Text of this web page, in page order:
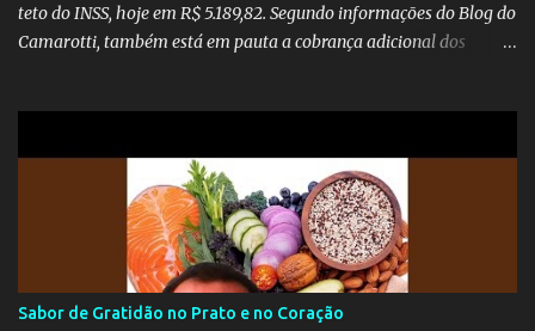
teto do INSS, hoje em R$ 5.189,82. Segundo informações do Blog do
Camarotti, também está em pauta a cobrança adicional dos
a publicação, a reforma da Previdência Social também está sendo
analisada pelos governadores, que querem subir a taxa de
recolhimento. Nesse caso, seriam atingidos os inativos da União e
dos estados. Atualmente, o teto do INSS é de R$ 5.189,82
Sabor de Gratidão no Prato e no Coração